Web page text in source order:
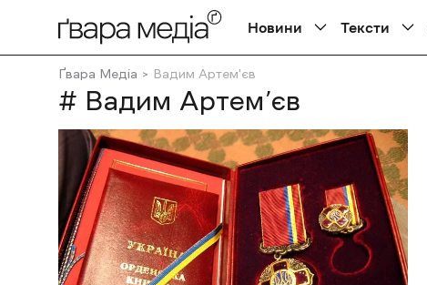
Новини Тексти
Ґвара Медіа Вадим Артем'єв
# Вадим Артем’єв